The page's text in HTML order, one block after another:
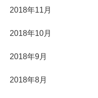
2018年11月
2018年10月
2018年9月
2018年8月